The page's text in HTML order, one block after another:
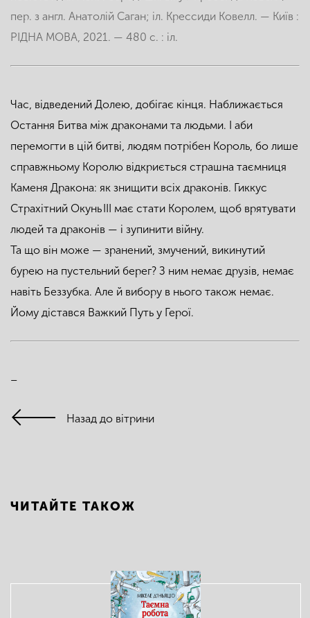
пер. з англ. Анатолій Саган; іл. Крессиди Ковелл. — Київ :
РІДНА МОВА, 2021. — 480 с. : іл.
Час, відведений Долею, добігає кінця. Наближається
Остання Битва між драконами та людьми. І аби
перемогти в цій битві, людям потрібен Король, бо лише
справжньому Королю відкриється страшна таємниця
Каменя Дракона: як знищити всіх драконів. Гиккус
Страхітний Окунь ІІІ має стати Королем, щоб врятувати
людей та драконів — і зупинити війну.
Та що він може — зранений, змучений, викинутий
бурею на пустельний берег? З ним немає друзів, немає
навіть Беззубка. Але й вибору в нього також немає.
Йому дістався Важкий Путь у Герої.
–
Назад до вітрини
ЧИТАЙТЕ ТАКОЖ